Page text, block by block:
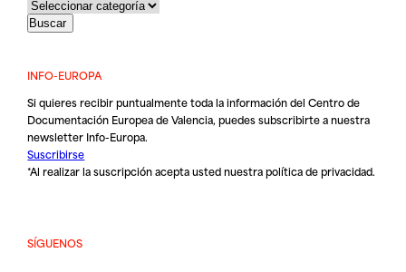
INFO-EUROPA
Si quieres recibir puntualmente toda la información del Centro de
Documentación Europea de Valencia, puedes subscribirte a nuestra
newsletter Info-Europa.
Suscribirse
*Al realizar la suscripción acepta usted nuestrapolítica de privacidad.
SÍGUENOS